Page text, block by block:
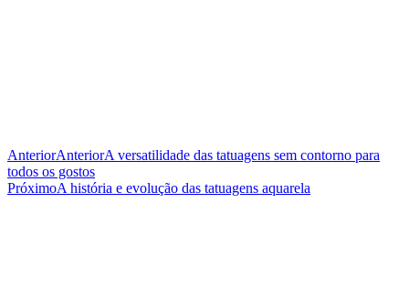
AnteriorAnteriorA versatilidade das tatuagens sem contorno para
todos os gostos
PróximoA história e evolução das tatuagens aquarela